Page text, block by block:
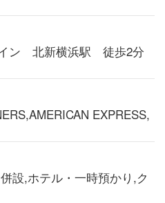
ン 北新横浜駅 徒歩2分
EXPRESS,
設,ホテル・一時預かり,ク